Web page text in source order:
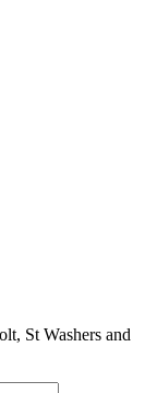
St Washers and